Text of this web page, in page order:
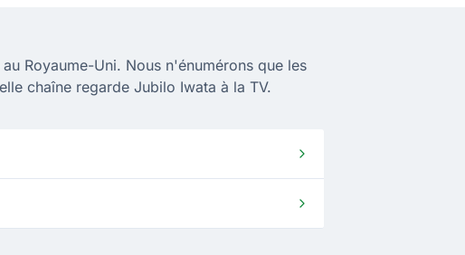
Royaume-Uni. Nous n'énumérons que les
chaîne regarde Jubilo Iwata à la TV.